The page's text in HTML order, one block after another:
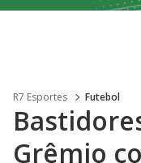
R7 Esportes Futebol
Grêmio